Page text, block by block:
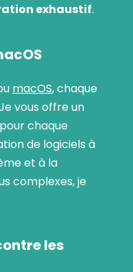
exhaustif.
macOS, chaque
vous offre un
pour chaque
de logiciels à
et à la
complexes, je
les